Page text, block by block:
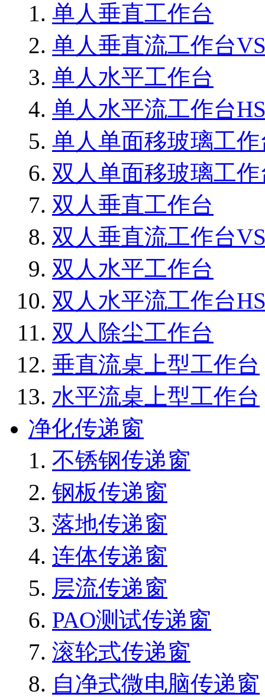
单人垂直工作台
单人垂直流工作台
单人水平工作台
单人水平流工作台
单人单面移玻璃工作
双人单面移玻璃工作
双人垂直工作台
双人垂直流工作台
双人水平工作台
双人水平流工作台
双人除尘工作台
垂直流桌上型工作台
水平流桌上型工作台
净化传递窗
不锈钢传递窗
钢板传递窗
落地传递窗
连体传递窗
层流传递窗
PAO测试传递窗
滚轮式传递窗
自净式微电脑传递窗